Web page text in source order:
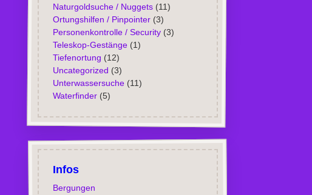
Naturgoldsuche / Nuggets(11)
Ortungshilfen / Pinpointer(3)
Personenkontrolle / Security(3)
Teleskop-Gestänge(1)
Tiefenortung (12)
Uncategorized (3)
Unterwassersuche(11)
Waterfinder(5)
Infos
Bergungen